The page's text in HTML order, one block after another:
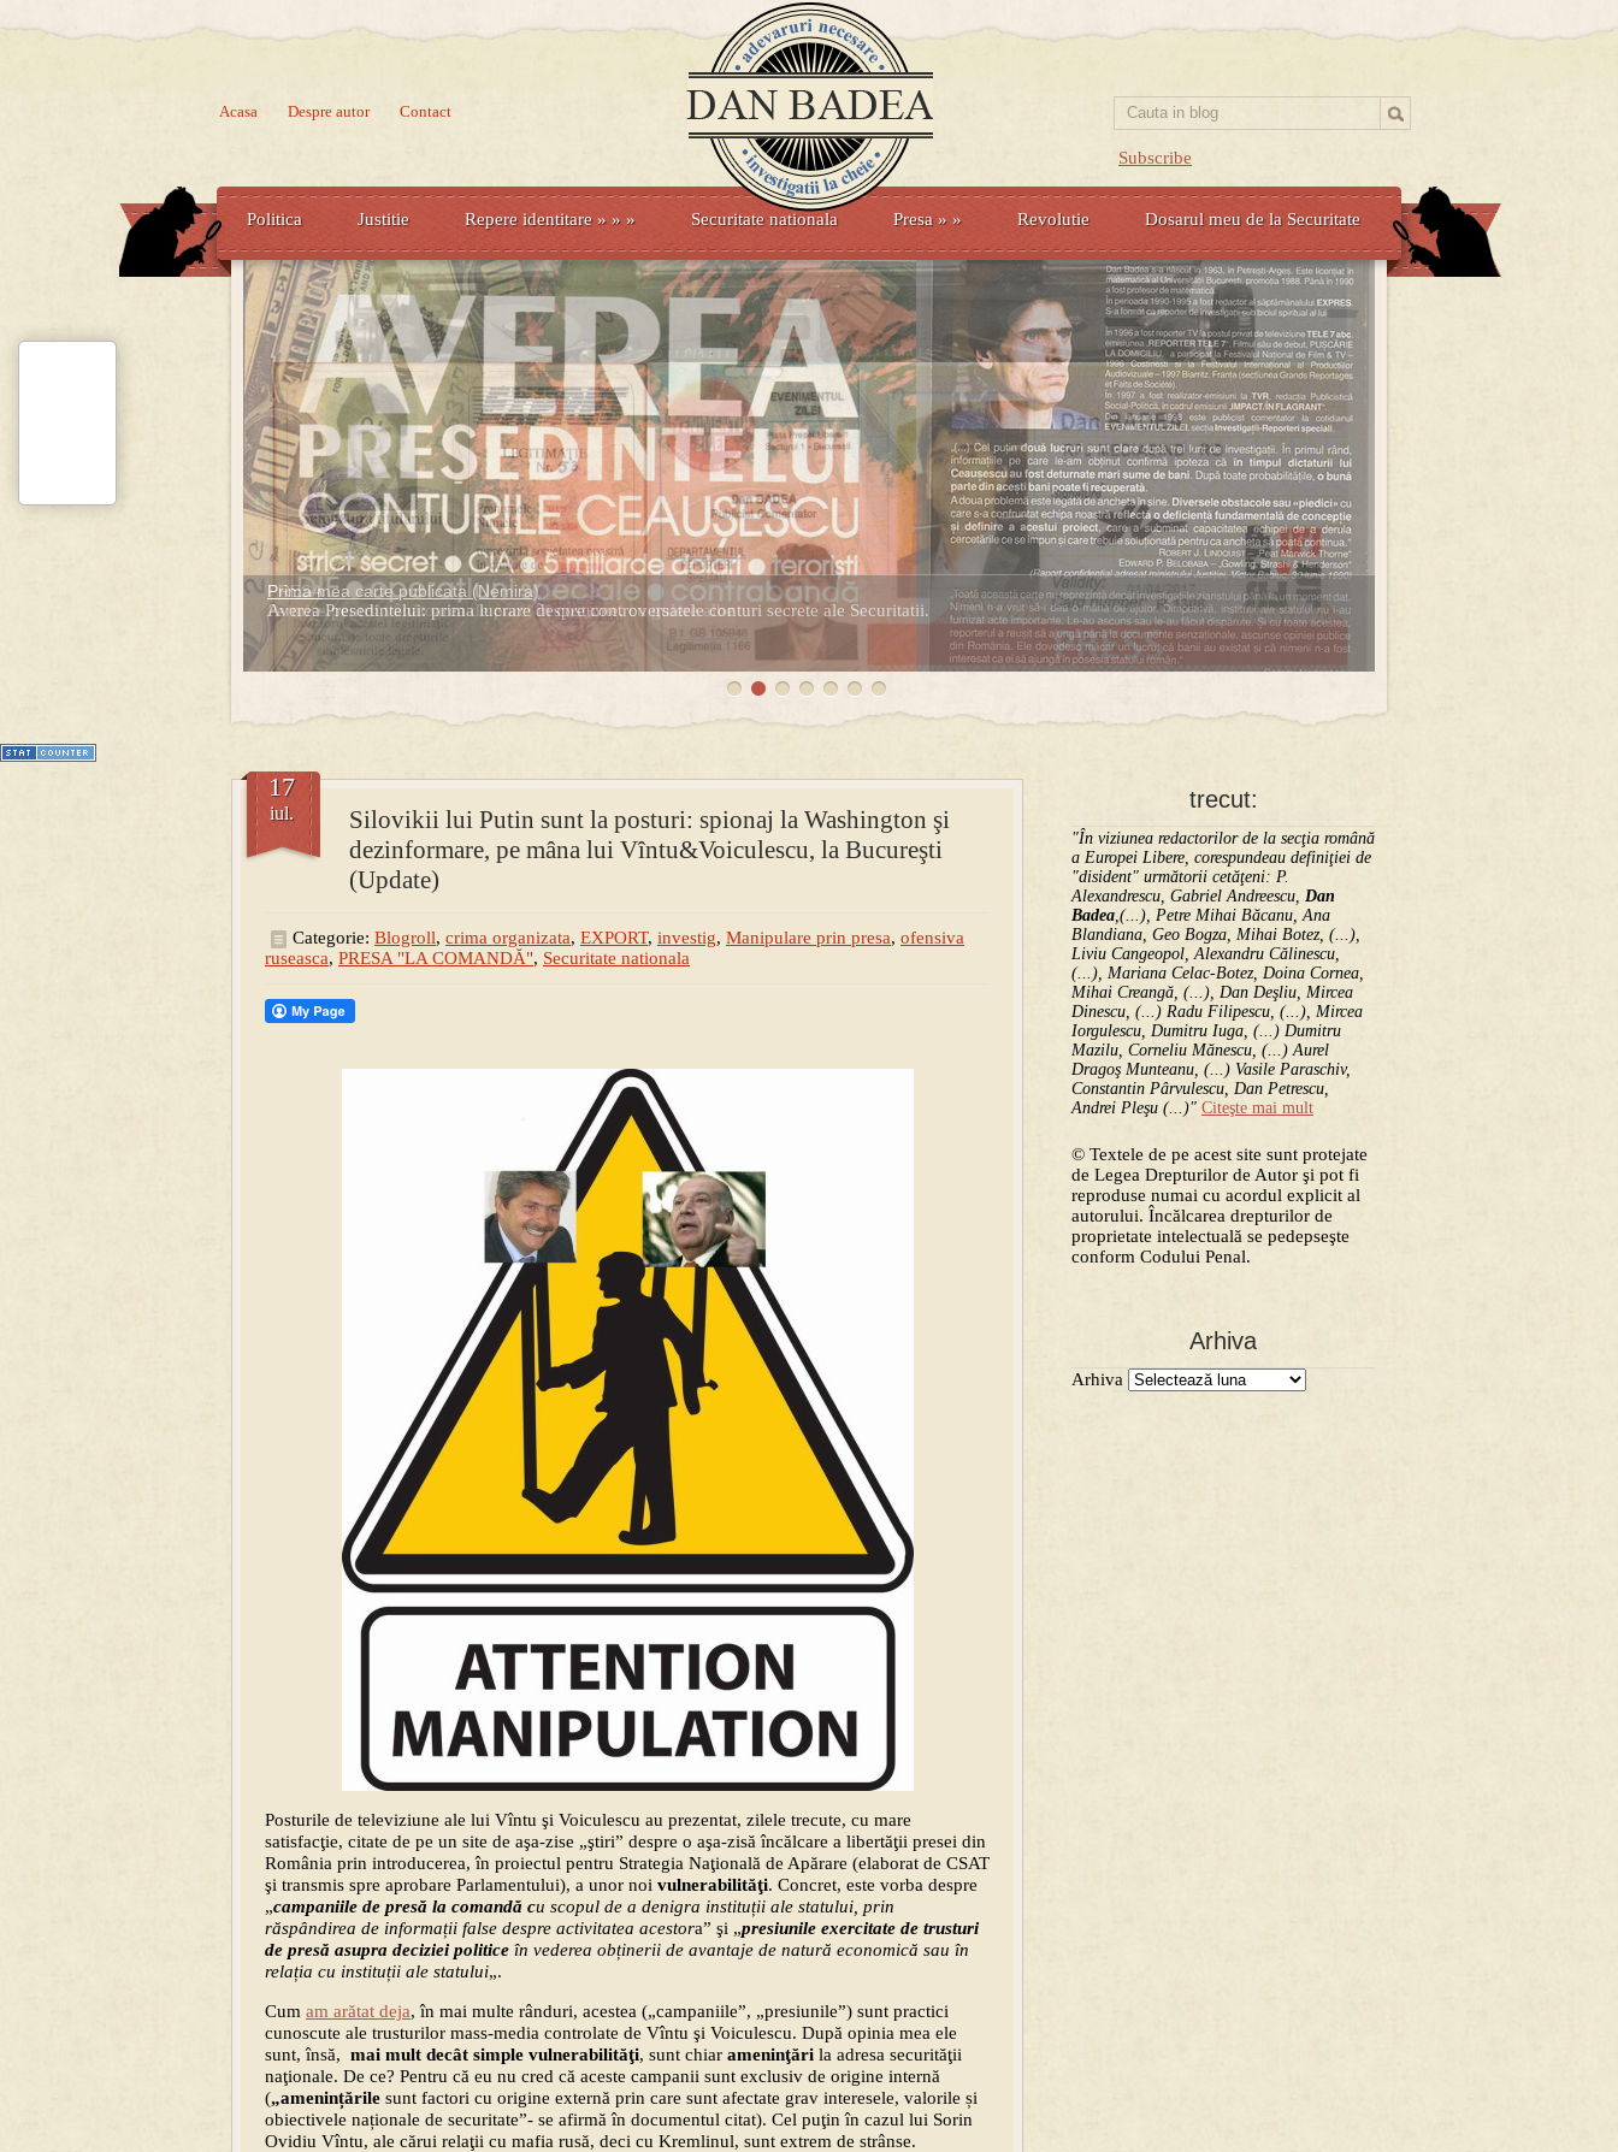
Subscribe
Acasa Despre autor Contact
Politica Justitie Repere identitare » » » Securitate nationala Presa » » Revolutie Dosarul meu de la Securitate
Prima mea carte publicata (Nemira)
Averea Presedintelui: prima lucrare despre controversatele conturi secrete ale Securitatii.
trecut:
"În viziunea redactorilor de la secţia română
a Europei Libere, corespundeau definiţiei de
"disident" următorii ce­tă­ţeni: P.
Alexandrescu, Gabriel Andreescu, Dan
Badea,(...), Petre Mihai Băcanu, Ana
Blandiana, Geo Bogza, Mihai Botez, (...),
Liviu Cangeopol, Alexandru Călinescu,
(...), Mariana Celac-Botez, Doina Cornea,
Mihai Creangă, (...), Dan Deşliu, Mircea
Dinescu, (...) Radu Filipescu, (...), Mircea
Iorgulescu, Dumitru Iuga, (...) Dumitru
Mazilu, Corneliu Mănescu, (...) Aurel
Dragoş Munteanu, (...) Vasile Paraschiv,
Constantin Pârvulescu, Dan Petrescu,
Andrei Pleşu (...)" Citeşte mai mult
© Textele de pe acest site sunt protejate
de Legea Drepturilor de Autor şi pot fi
reproduse numai cu acordul explicit al
autorului. Încălcarea drepturilor de
proprietate intelectuală se pedepseşte
conform Codului Penal.
Arhiva
Arhiva
Silovikii lui Putin sunt la posturi: spionaj la Washington şi
dezinformare, pe mâna lui Vîntu&Voiculescu, la Bucureşti
(Update)
17
iul.
Categorie: Blogroll, crima organizata, EXPORT, investig, Manipulare prin presa, ofensiva
ruseasca, PRESA "LA COMANDĂ", Securitate nationala
Posturile de televiziune ale lui Vîntu şi Voiculescu au prezentat, zilele trecute, cu mare
satisfacţie, citate de pe un site de aşa-zise „ştiri” despre o aşa-zisă încălcare a libertăţii presei din
România prin introducerea, în proiectul pentru Strategia Naţională de Apărare (elaborat de CSAT
şi transmis spre aprobare Parlamentului), a unor noi vulnerabilităţi. Concret, este vorba despre
„campaniile de presă la comandă cu scopul de a denigra instituții ale statului, prin
răspândirea de informații false despre activitatea acestora” şi „presiunile exercitate de trusturi
de presă asupra deciziei politice în vederea obținerii de avantaje de natură economică sau în
relația cu instituții ale statului„.
Cum am arătat deja, în mai multe rânduri, acestea („campaniile”, „presiunile”) sunt practici
cunoscute ale trusturilor mass-media controlate de Vîntu şi Voiculescu. După opinia mea ele
sunt, însă, mai mult decât simple vulnerabilităţi, sunt chiar ameninţări la adresa securităţii
naţionale. De ce? Pentru că eu nu cred că aceste campanii sunt exclusiv de origine internă
(„amenințările sunt factori cu origine externă prin care sunt afectate grav interesele, valorile și
obiectivele naționale de securitate”- se afirmă în documentul citat). Cel puţin în cazul lui Sorin
Ovidiu Vîntu, ale cărui relaţii cu mafia rusă, deci cu Kremlinul, sunt extrem de strânse.